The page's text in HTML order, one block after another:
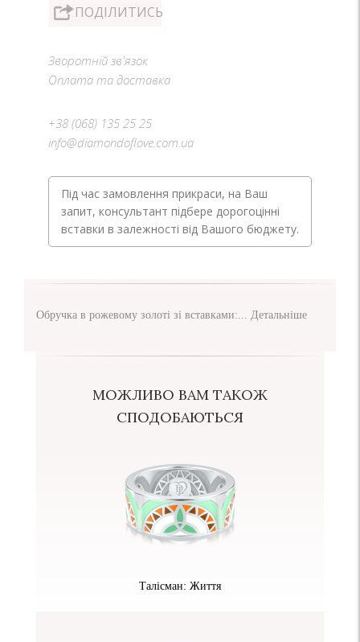
ПОДІЛИТИСЬ
Зворотній зв'язок
Оплата та доставка
+38 (068) 135 25 25
info@diamondoflove.com.ua
Під час замовлення прикраси, на Ваш
запит, консультант підбере дорогоцінні
вставки в залежності від Вашого бюджету.
Обручка в рожевому золоті зі вставками:... Детальніше
МОЖЛИВО ВАМ ТАКОЖ
СПОДОБАЮТЬСЯ
Талісман: Життя